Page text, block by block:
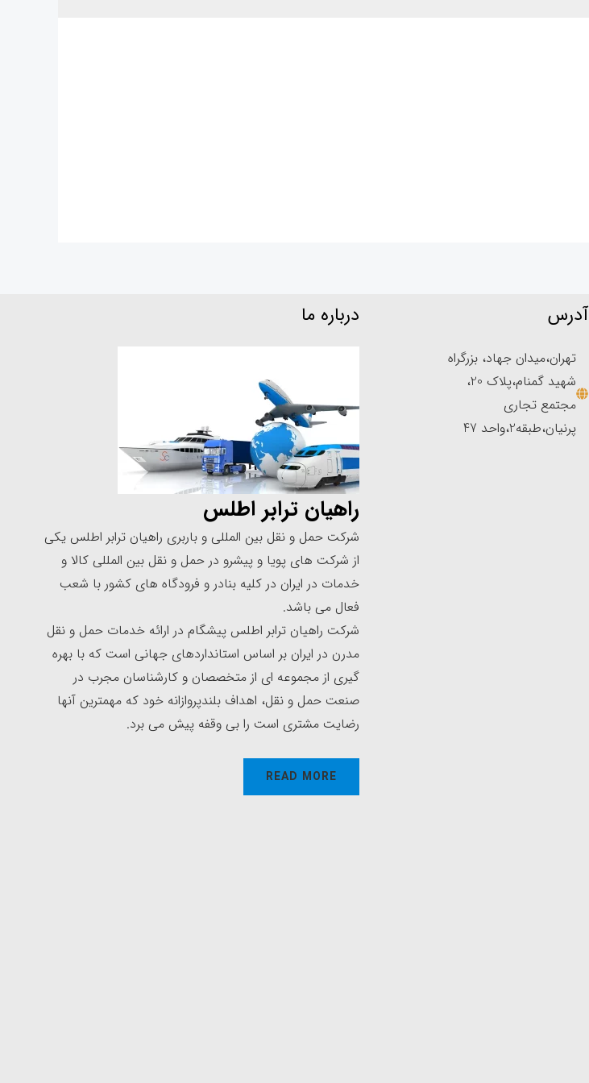
آدرس
تهران،میدان جهاد، بزرگراه
شهید گمنام،پلاک 20،
مجتمع تجاری
پرنیان،طبقه2،واحد 47
درباره ما
راهیان ترابر اطلس
شرکت حمل و نقل بین المللی و باربری راهیان ترابر اطلس یکی
از شرکت های پویا و پیشرو در حمل و نقل بین المللی کالا و
خدمات در ایران در کلیه بنادر و فرودگاه های کشور با شعب
فعال می باشد.
شرکت راهیان ترابر اطلس پیشگام در ارائه خدمات حمل و نقل
مدرن در ایران بر اساس استانداردهای جهانی است که با بهره
گیری از مجموعه ای از متخصصان و کارشناسان مجرب در
صنعت حمل و نقل، اهداف بلندپروازانه خود که مهمترین آنها
رضایت مشتری است را بی وقفه پیش می برد.
READ MORE